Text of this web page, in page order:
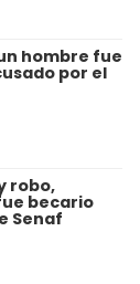
hombre fue
por el
robo,
becario
Senaf